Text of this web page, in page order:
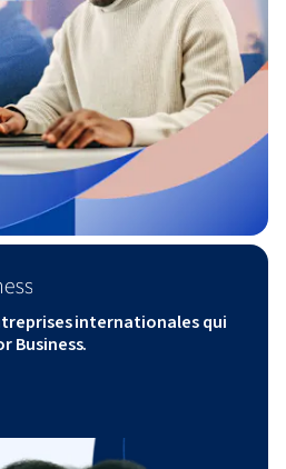
internationales qui
Business.